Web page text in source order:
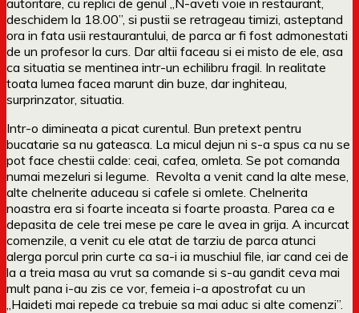
deschidem la 18.00”, si pustii se retrageau timizi, asteptand
ora in fata usii restaurantului, de parca ar fi fost admonestati
de un profesor la curs. Dar altii faceau si ei misto de ele, asa
ca situatia se mentinea intr-un echilibru fragil. In realitate
toata lumea facea marunt din buze, dar inghiteau,
surprinzator, situatia.
Intr-o dimineata a picat curentul. Bun pretext pentru
bucatarie sa nu gateasca. La micul dejun ni s-a spus ca nu se
pot face chestii calde: ceai, cafea, omleta. Se pot comanda
numai mezeluri si legume. Revolta a venit cand la alte mese,
alte chelnerite aduceau si cafele si omlete. Chelnerita
noastra era si foarte inceata si foarte proasta. Parea ca e
depasita de cele trei mese pe care le avea in grija. A incurcat
comenzile, a venit cu ele atat de tarziu de parca atunci
alerga porcul prin curte ca sa-i ia muschiul file, iar cand cei de
la a treia masa au vrut sa comande si s-au gandit ceva mai
mult pana i-au zis ce vor, femeia i-a apostrofat cu un
„Haideti mai repede ca trebuie sa mai aduc si alte comenzi”.